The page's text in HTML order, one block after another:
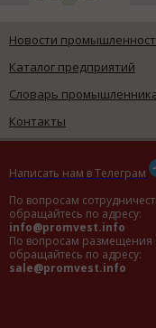
Новости
Каталог предприятий
Словарь
Контакты
Написать нам в Телеграм
По вопросам
обращайтесь по адресу:
info@promvest.info
По вопросам размещения
обращайтесь по адресу:
sale@promvest.info